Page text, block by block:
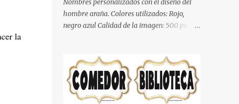
la
limpio que te dará esa sensación de calidez.
Los colores terra son excelentes para usar en
color muy relajante y por lo tanto entra en
la lista de colo...
Nombres personalizados con el diseño del
hombre araña. Colores utilizados: Rojo,
negro azul Calidad de la imagen: 500 px Si
comentario y con gusto lo diseñamos.
Nombres con diseños Spiderman Sonic bella
Cartel de feliz cumpleaños de héroes en
pijamas Ideas para decorar el dormitorio